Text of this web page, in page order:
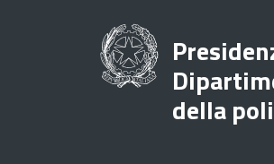
della